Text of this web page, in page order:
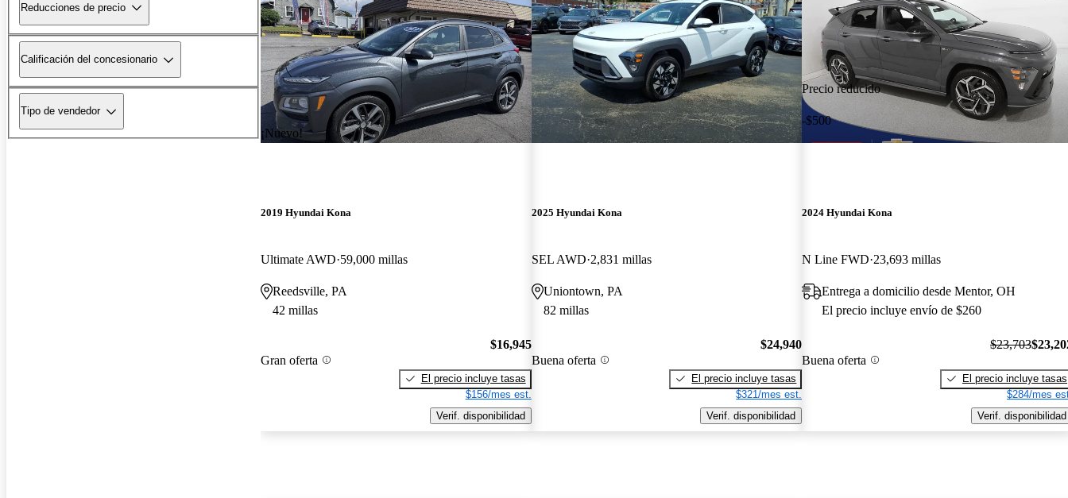
Reducciones de precio
Calificación del concesionario
Tipo de vendedor
¡Nuevo!
2019 Hyundai Kona
Ultimate AWD 59,000 millas
Reedsville, PA
42 millas
Gran oferta
$16,945
El precio incluye tasas
$156/mes est.
Verif. disponibilidad
2025 Hyundai Kona
SEL AWD 2,831 millas
Uniontown, PA
82 millas
Buena oferta
$24,940
El precio incluye tasas
$321/mes est.
Verif. disponibilidad
Precio reducido
-$500
2024 Hyundai Kona
N Line FWD 23,693 millas
Entrega a domicilio desde Mentor, OH
El precio incluye envío de $260
Buena oferta
$23,703
El precio incluye tasas
$284/mes
Verif. disponibilidad